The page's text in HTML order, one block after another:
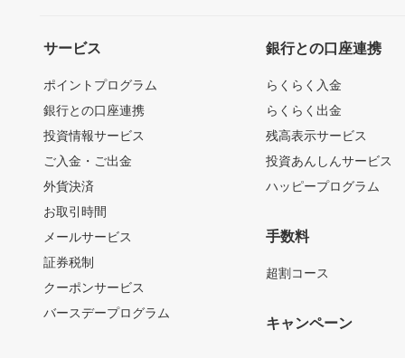
サービス
ポイントプログラム
銀行との口座連携
投資情報サービス
ご入金・ご出金
外貨決済
お取引時間
メールサービス
証券税制
クーポンサービス
バースデープログラム
銀行との口座連携
らくらく入金
らくらく出金
残高表示サービス
投資あんしんサービス
ハッピープログラム
手数料
超割コース
キャンペーン